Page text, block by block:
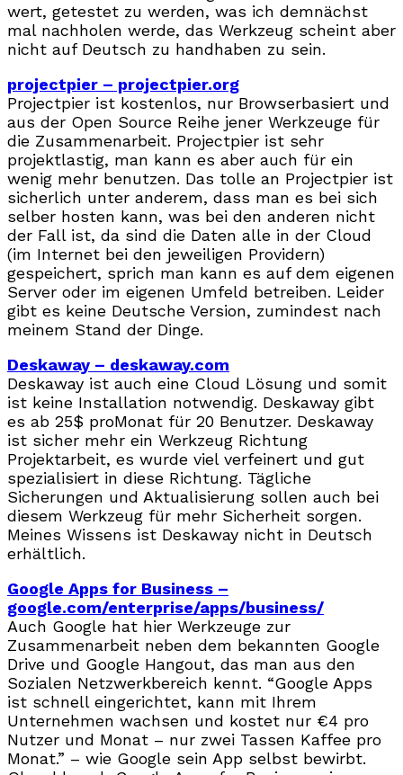
wert, getestet zu werden, was ich demnächst
mal nachholen werde, das Werkzeug scheint aber
nicht auf Deutsch zu handhaben zu sein.
projectpier – projectpier.org
Projectpier ist kostenlos, nur Browserbasiert und
aus der Open Source Reihe jener Werkzeuge für
die Zusammenarbeit. Projectpier ist sehr
projektlastig, man kann es aber auch für ein
wenig mehr benutzen. Das tolle an Projectpier ist
sicherlich unter anderem, dass man es bei sich
selber hosten kann, was bei den anderen nicht
der Fall ist, da sind die Daten alle in der Cloud
(im Internet bei den jeweiligen Providern)
gespeichert, sprich man kann es auf dem eigenen
Server oder im eigenen Umfeld betreiben. Leider
gibt es keine Deutsche Version, zumindest nach
meinem Stand der Dinge.
Deskaway – deskaway.com
Deskaway ist auch eine Cloud Lösung und somit
ist keine Installation notwendig. Deskaway gibt
es ab 25$ proMonat für 20 Benutzer. Deskaway
ist sicher mehr ein Werkzeug Richtung
Projektarbeit, es wurde viel verfeinert und gut
spezialisiert in diese Richtung. Tägliche
Sicherungen und Aktualisierung sollen auch bei
diesem Werkzeug für mehr Sicherheit sorgen.
Meines Wissens ist Deskaway nicht in Deutsch
erhältlich.
Google Apps for Business –
google.com/enterprise/apps/business/
Auch Google hat hier Werkzeuge zur
Zusammenarbeit neben dem bekannten Google
Drive und Google Hangout, das man aus den
Sozialen Netzwerkbereich kennt. “Google Apps
ist schnell eingerichtet, kann mit Ihrem
Unternehmen wachsen und kostet nur €4 pro
Nutzer und Monat – nur zwei Tassen Kaffee pro
Monat.” – wie Google sein App selbst bewirbt.